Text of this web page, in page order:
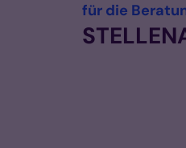
für die